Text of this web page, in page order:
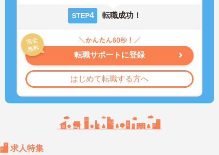
STEP4 転職成功！
転職サポートに登録
はじめて転職する方へ
求人特集